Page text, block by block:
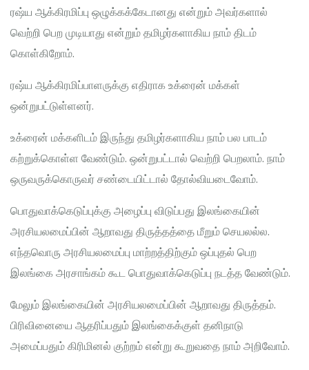
ரஷ்ய ஆக்கிரமிப்பு ஒழுக்கக்கேடானது என்றும் அவர்களால்
வெற்றி பெற முடியாது என்றும் தமிழர்களாகிய நாம் திடம்
கொள்கிறோம்.
ரஷ்ய ஆக்கிரமிப்பாளருக்கு எதிராக உக்ரைன் மக்கள்
ஒன்றுபட்டுள்ளனர்.
உக்ரைன் மக்களிடம் இருந்து தமிழர்களாகிய நாம் பல பாடம்
கற்றுக்கொள்ள வேண்டும். ஒன்றுபட்டால் வெற்றி பெறலாம். நாம்
ஒருவருக்கொருவர் சண்டையிட்டால் தோல்வியடைவோம்.
பொதுவாக்கெடுப்புக்கு அழைப்பு விடுப்பது இலங்கையின்
அரசியலமைப்பின் ஆறாவது திருத்தத்தை மீறும் செயலல்ல.
எந்தவொரு அரசியலமைப்பு மாற்றத்திற்கும் ஒப்புதல் பெற
இலங்கை அரசாங்கம் கூட பொதுவாக்கெடுப்பு நடத்த வேண்டும்.
மேலும் இலங்கையின் அரசியலமைப்பின் ஆறாவது திருத்தம்.
பிரிவினையை ஆதரிப்பதும் இலங்கைக்குள் தனிநாடு
அமைப்பதும் கிரிமினல் குற்றம் என்று கூறுவதை நாம் அறிவோம்.